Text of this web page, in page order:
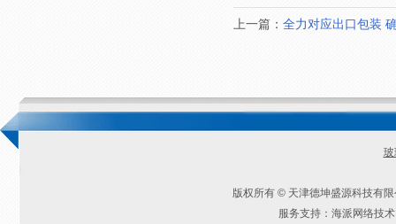
上一篇： 全力对应出口包装
版权所有 © 天津德坤盛源科技有
服务支持：海派网络技